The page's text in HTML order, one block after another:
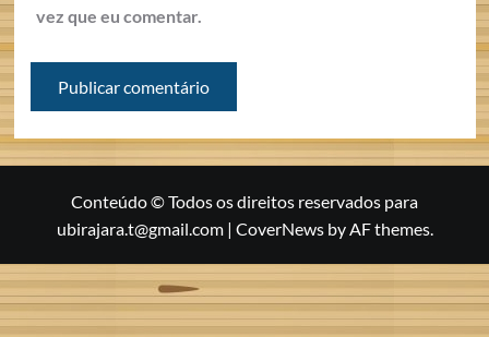
vez que eu comentar.
Conteúdo © Todos os direitos reservados para
ubirajara.t@gmail.com | CoverNewsby AF themes.